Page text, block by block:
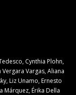
Cynthia Plohn,
Vargas, Aliana
Liz Unamo, Ernesto
Márquez, Érika Della